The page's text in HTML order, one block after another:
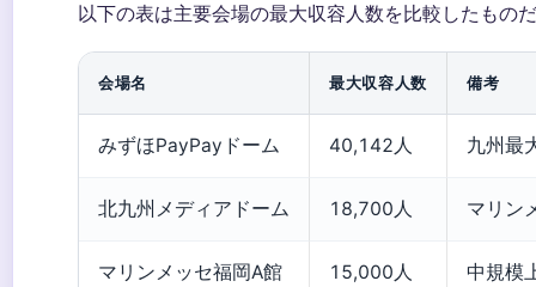
以下の表は主要会場の最大収容人数を比較したもの
会場名 最大収容人数 備考
みずほPayPayドーム 40,142人 九州最
北九州メディアドーム 18,700人 マリン
マリンメッセ福岡A館 15,000人 中規模